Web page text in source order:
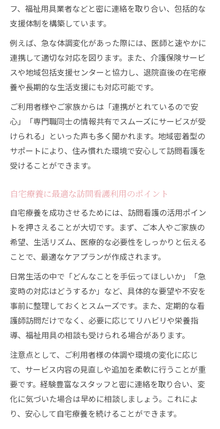
フ、福祉用具業者などと密に連絡を取り合い、包括的な
支援体制を構築しています。
例えば、急な体調変化があった際には、医師と速やかに
連携して適切な対応を図ります。また、介護保険サービ
スや地域包括支援センターと協力し、退院直後の在宅療
養や長期的な生活支援にも対応可能です。
ご利用者様やご家族からは「連携がとれているので安
心」「専門職同士の情報共有でスムーズにサービスが受
けられる」といった声も多く聞かれます。地域密着型の
サポートにより、住み慣れた環境で安心して訪問看護を
受けることができます。
自宅療養に最適な訪問看護利用のポイント
自宅療養を成功させるためには、訪問看護の活用ポイン
トを押さえることが大切です。まず、ご本人やご家族の
希望、生活リズム、医療的な必要性をしっかりと伝える
ことで、最適なケアプランが作成されます。
日常生活の中で「どんなことを手伝ってほしいか」「急
変時の対応はどうするか」など、具体的な要望や不安を
事前に整理しておくとスムーズです。また、定期的な看
護師訪問だけでなく、必要に応じてリハビリや栄養指
導、福祉用具の相談も受けられる場合があります。
注意点として、ご利用者様の体調や環境の変化に応じ
て、サービス内容の見直しや追加を柔軟に行うことが重
要です。経験豊富なスタッフと密に連絡を取り合い、変
化に気づいた場合は早めに相談しましょう。これによ
り、安心して自宅療養を続けることができます。